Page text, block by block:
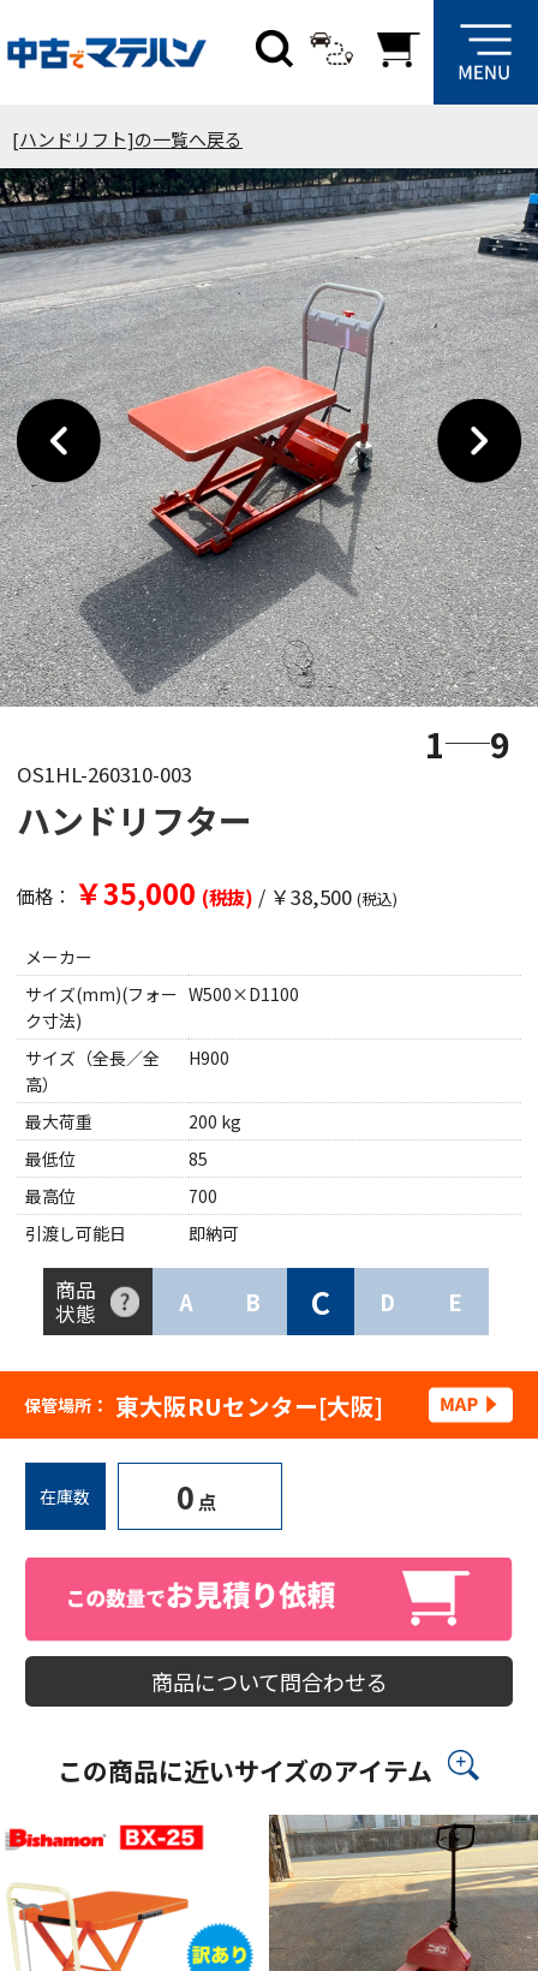
[ハンドリフト]の一覧へ戻る
1 9
OS1HL-260310-003
ハンドリフター
価格： ￥35,000 (税抜) / ￥38,500 (税込)
メーカー
サイズ(mm)(フォー
ク寸法)
W500×D1100
サイズ（全長／全
高）
H900
最大荷重
200 kg
最低位
85
最高位
700
引渡し可能日
即納可
商品
状態
A B C D E
保管場所： 東大阪RUセンター[大阪]
在庫数 0 点
商品について問合わせる
この商品に近いサイズのアイテム